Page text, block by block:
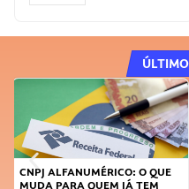
DICAS PARA OBTER CRÉDITO